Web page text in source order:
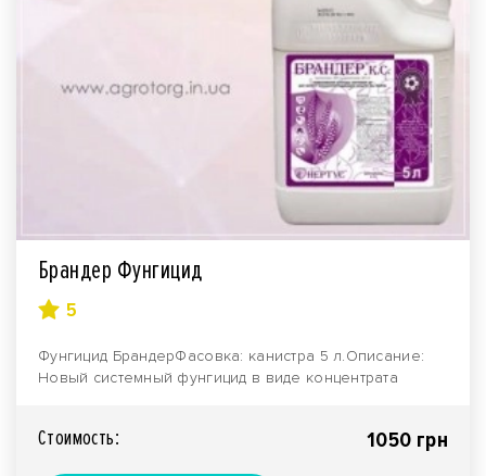
Брандер Фунгицид
5
Фунгицид БрандерФасовка: канистра 5 л.Описание:
Новый системный фунгицид в виде концентрата
Стоимость: 1050 грн